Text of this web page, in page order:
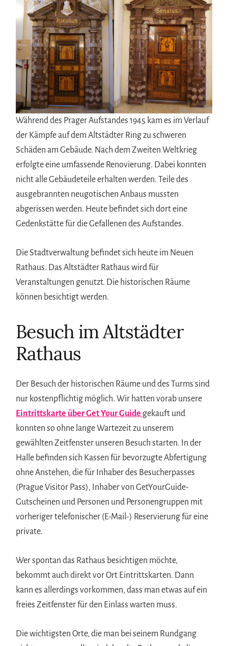
Während des Prager Aufstandes 1945 kam es im Verlauf
der Kämpfe auf dem Altstädter Ring zu schweren
Schäden am Gebäude. Nach dem Zweiten Weltkrieg
erfolgte eine umfassende Renovierung. Dabei konnten
nicht alle Gebäudeteile erhalten werden. Teile des
ausgebrannten neugotischen Anbaus mussten
abgerissen werden. Heute befindet sich dort eine
Gedenkstätte für die Gefallenen des Aufstandes.
Die Stadtverwaltung befindet sich heute im Neuen
Rathaus. Das Altstädter Rathaus wird für
Veranstaltungen genutzt. Die historischen Räume
können besichtigt werden.
Besuch im Altstädter
Rathaus
Der Besuch der historischen Räume und des Turms sind
nur kostenpflichtig möglich. Wir hatten vorab unsere
Eintrittskarte über Get Your Guide gekauft und
konnten so ohne lange Wartezeit zu unserem
gewählten Zeitfenster unseren Besuch starten. In der
Halle befinden sich Kassen für bevorzugte Abfertigung
ohne Anstehen, die für Inhaber des Besucherpasses
(Prague Visitor Pass), Inhaber von GetYourGuide-
Gutscheinen und Personen und Personengruppen mit
vorheriger telefonischer (E-Mail-) Reservierung für eine
private.
Wer spontan das Rathaus besichtigen möchte,
bekommt auch direkt vor Ort Eintrittskarten. Dann
kann es allerdings vorkommen, dass man etwas auf ein
freies Zeitfenster für den Einlass warten muss.
Die wichtigsten Orte, die man bei seinem Rundgang